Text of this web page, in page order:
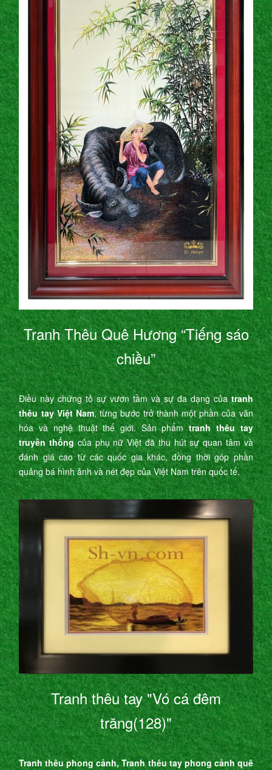
Tranh Thêu Quê Hương “Tiếng sáo
chiều”
Điều này chứng tỏ sự vươn tầm và sự đa dạng củatranh
thêu tay Việt Nam, từng bước trở thành một phần của văn
hóa và nghệ thuật thế giới. Sản phẩmtranh thêu tay
truyền thốngcủa phụ nữ Việt đã thu hút sự quan tâm và
đánh giá cao từ các quốc gia khác, đồng thời góp phần
quảng bá hình ảnh và nét đẹp của Việt Nam trên quốc tế.
Tranh thêu tay "Vó cá đêm
trăng(128)"
Tranh thêu phong cảnh, Tranh thêu tay phong cảnh quê